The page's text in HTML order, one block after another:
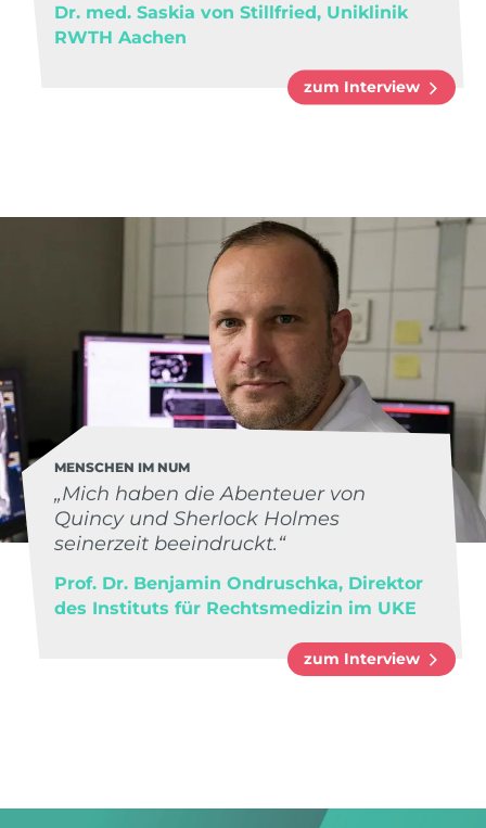
Dr. med. Saskia von Stillfried, Uniklinik
RWTH Aachen
zum Interview
MENSCHEN IM NUM
„Mich haben die Abenteuer von
Quincy und Sherlock Holmes
seinerzeit beeindruckt.“
Prof. Dr. Benjamin Ondruschka, Direktor
des Instituts für Rechtsmedizin im UKE
zum Interview